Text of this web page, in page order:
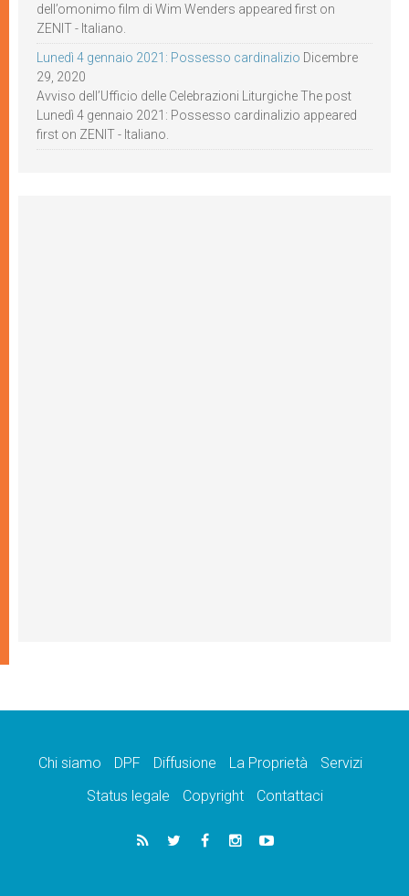
dell’omonimo film di Wim Wenders appeared first on
ZENIT - Italiano.
Lunedì 4 gennaio 2021: Possesso cardinalizio Dicembre
29, 2020
Avviso dell’Ufficio delle Celebrazioni Liturgiche The post
Lunedì 4 gennaio 2021: Possesso cardinalizio appeared
first on ZENIT - Italiano.
Chi siamo DPF Diffusione La Proprietà
Servizi
Status legale
Copyright Contattaci